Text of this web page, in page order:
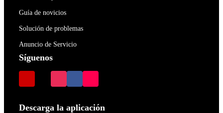
Guía de novicios
Solución de problemas
Anuncio de Servicio
Síguenos
Descarga la aplicación